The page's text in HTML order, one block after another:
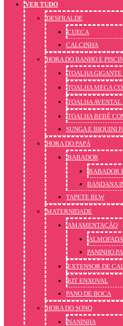
VER TUDO
DESFRALDE
CUECA
CALCINHA
HORA DO BANHO E
TOALHA
TOALHA MEGA
TOALHA
TOALHA BEBÊ
SUNGA E BIQUINI
HORA DO PAPÁ
BABADOR
BABADOR
BANDANA
TAPETE BLW
MATERNIDADE
AMAMENTAÇÃO
PANINHO
EXTENSOR DE
KIT ENXOVAL
PANO DE BOCA
HORA DO SONO
NANINHA